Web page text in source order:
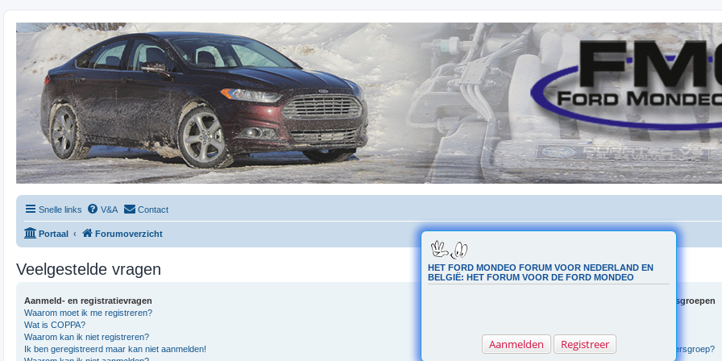
Snelle links V&A Contact
Portaal Forumoverzicht
HET FORD MONDEO FORUM VOOR NEDERLAND EN
BELGIË: HET FORUM VOOR DE FORD MONDEO
Aanmelden Registreer
Veelgestelde vragen
Aanmeld- en registratievragen
Waarom moet ik me registreren?
Wat is COPPA?
Waarom kan ik niet registreren?
Ik ben geregistreerd maar kan niet aanmelden!
Type gebruikers en gebruikersgroepen
Wat zijn gebruikersgroepen?
Hoe word ik lid van een gebruikersgroep?